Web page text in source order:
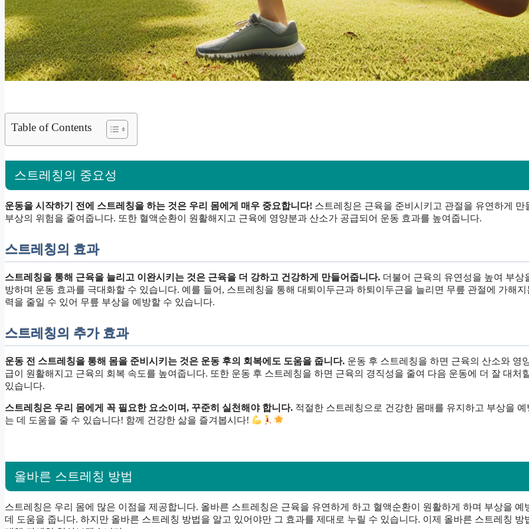
Table of Contents
스트레칭의 중요성
운동을 시작하기 전에 스트레칭을 하는 것은 우리 몸에게 매우 중요합니다! 스트레칭은 근육을 준비시키고 관절을 유연하게 만
부상의 위험을 줄여줍니다. 또한 혈액순환이 원활해지고 근육에 영양분과 산소가 공급되어 운동 효과를 높여줍니다.
스트레칭의 효과
스트레칭을 통해 근육을 늘리고 이완시키는 것은 근육을 더 강하고 건강하게 만들어줍니다. 더불어 근육의 유연성을 높여 부상
방하며 운동 효과를 극대화할 수 있습니다. 예를 들어, 스트레칭을 통해 대퇴이두근과 하퇴이두근을 늘리면 무릎 관절에 가해지
력을 줄일 수 있어 무릎 부상을 예방할 수 있습니다.
스트레칭의 추가 효과
운동 전 스트레칭을 통해 몸을 준비시키는 것은 운동 후의 회복에도 도움을 줍니다. 운동 후 스트레칭을 하면 근육의 산소와 영
급이 원활해지고 근육의 회복 속도를 높여줍니다. 또한 운동 후 스트레칭을 하면 근육의 경직성을 줄여 다음 운동에 더 잘 대처
있습니다.
스트레칭은 우리 몸에게 꼭 필요한 요소이며, 꾸준히 실천해야 합니다. 적절한 스트레칭으로 건강한 몸매를 유지하고 부상을 예
는 데 도움을 줄 수 있습니다! 함께 건강한 삶을 즐겨봅시다!
올바른 스트레칭 방법
스트레칭은 우리 몸에 많은 이점을 제공합니다. 올바른 스트레칭은 근육을 유연하게 하고 혈액순환이 원활하게 하며 부상을 예
데 도움을 줍니다. 하지만 올바른 스트레칭 방법을 알고 있어야만 그 효과를 제대로 누릴 수 있습니다. 이제 올바른 스트레칭 방